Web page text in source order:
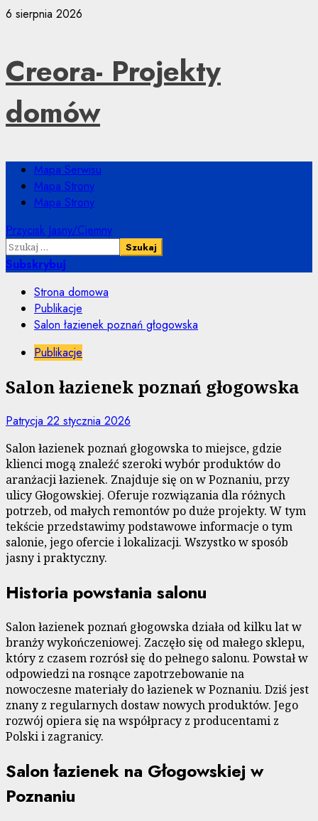
Przejdź
6 sierpnia 2026
Creora- Projekty
domów
Menu
główne
Mapa Serwisu
Mapa Strony
Mapa Strony
Przycisk Jasny/Ciemny
Szukaj:
Subskrybuj
Strona domowa
Publikacje
Salon łazienek poznań głogowska
Publikacje
Salon łazienek poznań głogowska
Patrycja 22 stycznia 2026
Salon łazienek poznań głogowska to miejsce, gdzie
klienci mogą znaleźć szeroki wybór produktów do
aranżacji łazienek. Znajduje się on w Poznaniu, przy
ulicy Głogowskiej. Oferuje rozwiązania dla różnych
potrzeb, od małych remontów po duże projekty. W tym
tekście przedstawimy podstawowe informacje o tym
salonie, jego ofercie i lokalizacji. Wszystko w sposób
jasny i praktyczny.
Historia powstania salonu
Salon łazienek poznań głogowska działa od kilku lat w
branży wykończeniowej. Zaczęło się od małego sklepu,
który z czasem rozrósł się do pełnego salonu. Powstał w
odpowiedzi na rosnące zapotrzebowanie na
nowoczesne materiały do łazienek w Poznaniu. Dziś jest
znany z regularnych dostaw nowych produktów. Jego
rozwój opiera się na współpracy z producentami z
Polski i zagranicy.
Salon łazienek na Głogowskiej w
Poznaniu